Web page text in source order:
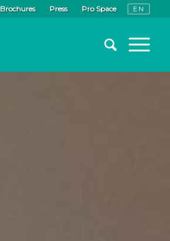
Brochures Press Pro Space